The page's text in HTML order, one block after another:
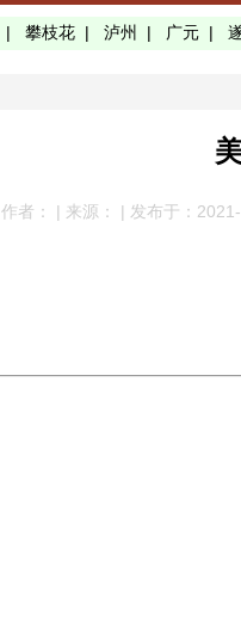
| 攀枝花 | 泸州 | 广元 |
作者： | 来源： | 发布于：